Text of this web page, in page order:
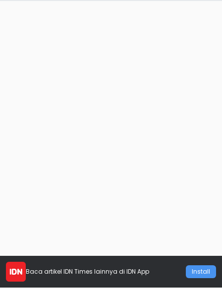
Baca artikel IDN Times lainnya di IDN App Install